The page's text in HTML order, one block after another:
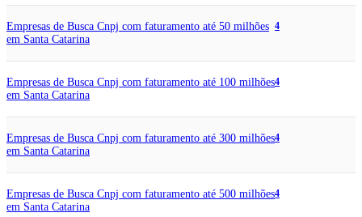
Empresas de Busca Cnpj com faturamento até 50 milhões
em Santa Catarina
4
Empresas de Busca Cnpj com faturamento até 100 milhões
em Santa Catarina
4
Empresas de Busca Cnpj com faturamento até 300 milhões
em Santa Catarina
4
Empresas de Busca Cnpj com faturamento até 500 milhões
em Santa Catarina
4